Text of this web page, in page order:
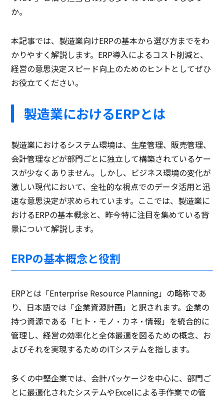
か。
本記事では、製造業向けERPの基本から選び方までをわ
かりやすく解説します。ERP導入によるコスト削減と、
経営の意思決定スピード向上のためのヒントとしてぜひ
お役立てください。
製造業におけるERPとは
製造業におけるシステム環境は、生産管理、販売管理、
会計管理などが部門ごとに独立して構築されているケー
スが少なくありません。しかし、ビジネス環境の変化が
激しい現代において、全社的な視点でのデータ活用と迅
速な意思決定が求められています。ここでは、製造業に
おけるERPの基本概念と、昨今特に注目を集めている背
景について解説します。
ERPの基本概念と役割
ERPとは「Enterprise Resource Planning」の略称であ
り、日本語では「企業資源計画」と訳されます。企業の
持つ資源である「ヒト・モノ・カネ・情報」を統合的に
管理し、経営の効率化と全体最適を図るための概念、お
よびそれを実現するためのITシステムを指します。
多くの中堅企業では、会計パッケージを中心に、部門ご
とに最適化されたシステムやExcelによる手作業での管